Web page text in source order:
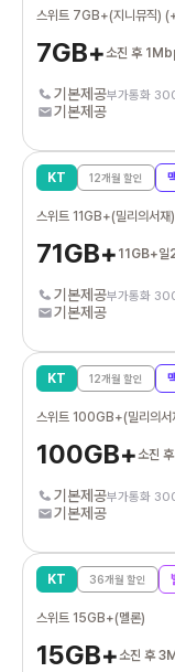
스위트 7GB+(지니뮤직)
7GB+소진 후
기본제공부가통화
기본제공
KT 12개월 할인
스위트 11GB+(밀리의서재)
71GB+ 11GB+
기본제공부가통화
기본제공
KT 12개월 할인
스위트 100GB+(밀리의서
100GB+소진
기본제공부가통화
기본제공
KT 36개월 할인
스위트 15GB+(멜론)
15GB+소진 후